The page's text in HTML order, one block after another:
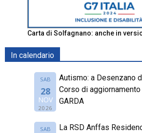
Carta di Solfagnano: anche in
In calendario
SAB
28
NOV
2026
Autismo: a Desenzano
Corso di aggiornamento
GARDA
SAB
La RSD Anffas